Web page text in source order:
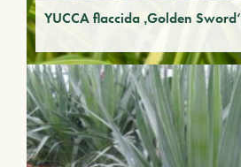
YUCCA flaccida ‚Golden Sword‘